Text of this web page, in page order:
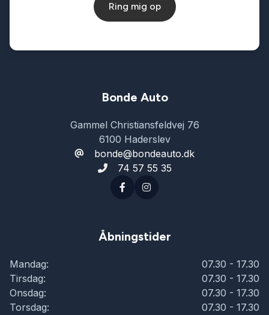
Skiltegenkendelse
Træthedsregistrering
Ring mig op
Bonde Auto
Gammel Christiansfeldvej 76
6100 Haderslev
bonde@bondeauto.dk
74 57 55 35
Åbningstider
Mandag:
07.30 - 17.30
Tirsdag:
07.30 - 17.30
Onsdag:
07.30 - 17.30
Torsdag:
07.30 - 17.30